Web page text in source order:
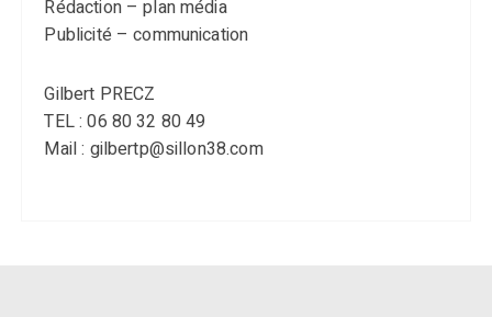
Rédaction – plan média
Publicité – communication
Gilbert PRECZ
TEL : 06 80 32 80 49
Mail : gilbertp@sillon38.com